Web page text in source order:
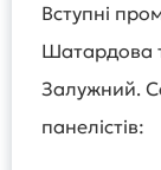
Вступні
Шатардова
Залужний.
панелістів: